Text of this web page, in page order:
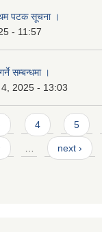
पटक सूचना ।
- 11:57
सम्बन्धमा ।
2025 - 13:03
4 5
… next ›